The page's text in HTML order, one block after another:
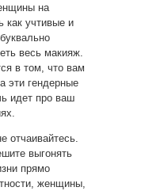
на
как учтивые и
весь макияж.
в том, что вам
эти гендерные
идет про ваш
отчаивайтесь.
выгонять
прямо
женщины,